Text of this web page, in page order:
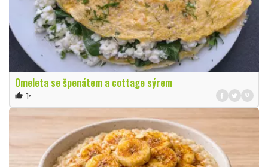
Omeleta se špenátem a cottage sýrem
thumb_up 1×